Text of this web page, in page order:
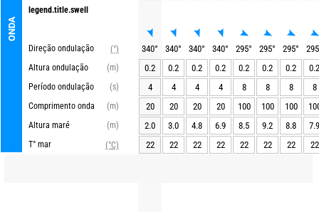
ONDA
legend.title.swell
Direção ondulação
(°)
Altura ondulação
(m)
Período ondulação
(s)
Comprimento onda
(m)
Altura maré
(m)
T° mar
(°C)
340° 340° 340° 340° 295° 295° 295°
295
0.2
0.2 0.2 0.2 0.2 0.2 0.2
0.2
4
4 4 4 8 8 8
8
20
20 20 20 100 100 100
2.0
3.0 4.8 6.9 8.5 9.2 8.8
7.9
22
22 22 22 22 22 22 22